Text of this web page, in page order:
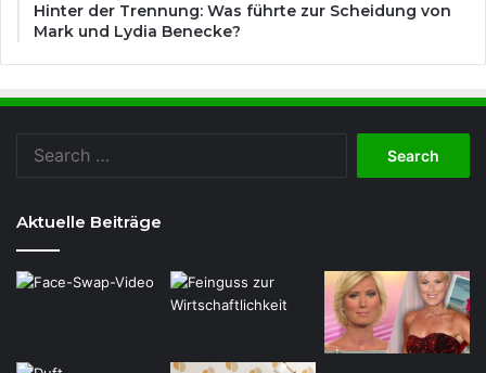
Hinter der Trennung: Was führte zur Scheidung von
Mark und Lydia Benecke?
Aktuelle Beiträge